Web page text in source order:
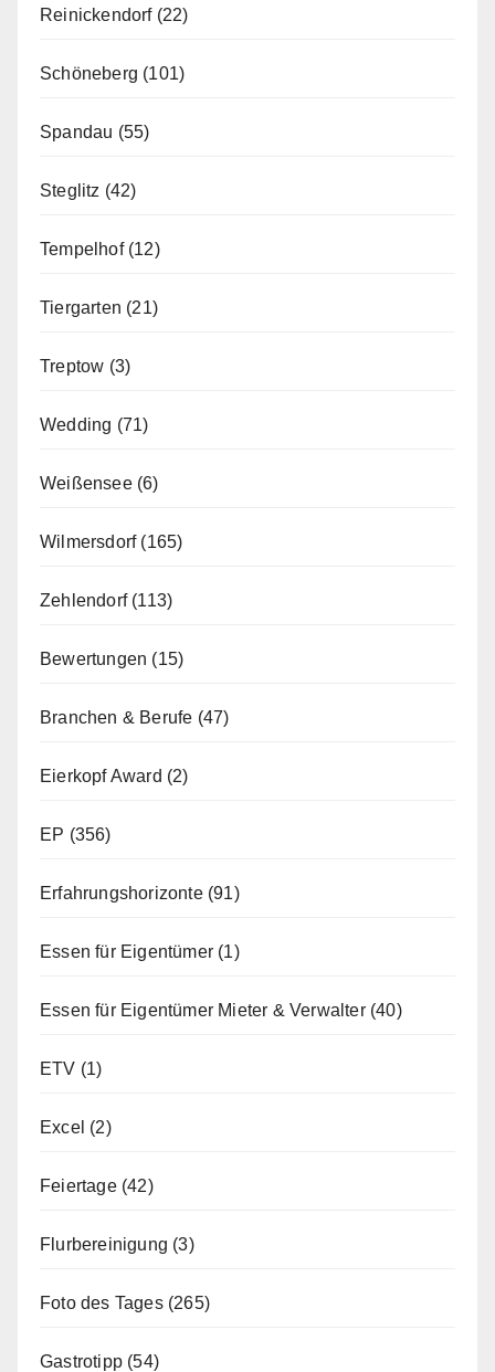
Reinickendorf(22)
Schöneberg (101)
Spandau (55)
Steglitz (42)
Tempelhof(12)
Tiergarten (21)
Treptow (3)
Wedding (71)
Weißensee(6)
Wilmersdorf(165)
Zehlendorf(113)
Bewertungen (15)
Branchen & Berufe (47)
Eierkopf Award (2)
EP (356)
Erfahrungshorizonte(91)
Essen für Eigentümer (1)
Essen für Eigentümer Mieter & Verwalter(40)
ETV (1)
Excel (2)
Feiertage(42)
Flurbereinigung (3)
Foto des Tages(265)
Gastrotipp (54)